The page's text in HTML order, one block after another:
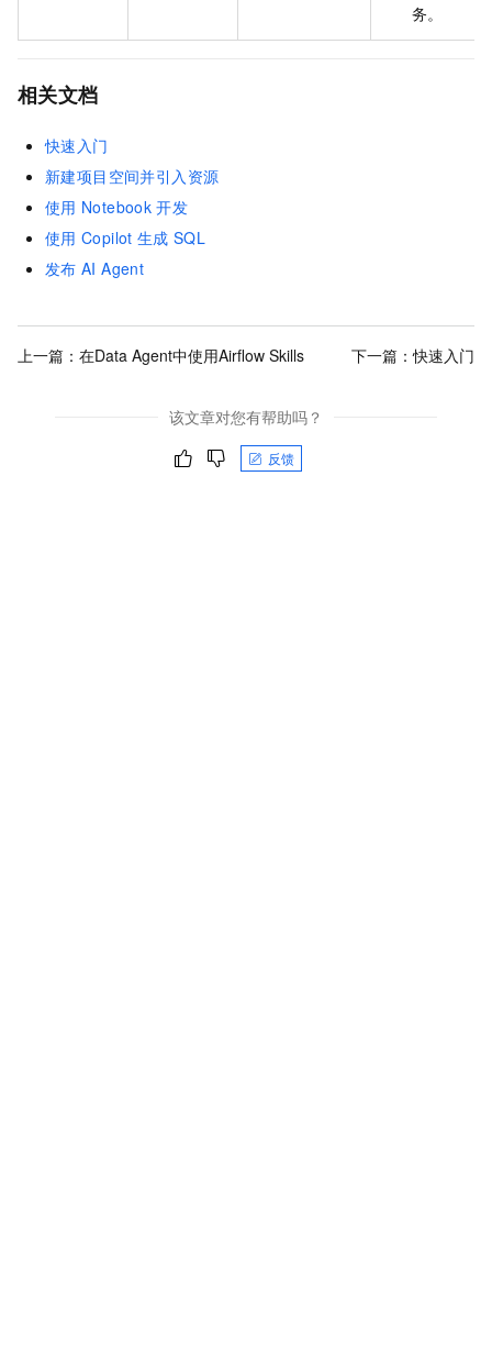
务。
相关文档
快速入门
新建项目空间并引入资源
使用 Notebook 开发
使用 Copilot 生成 SQL
发布 AI Agent
上一篇： 在Data Agent中使用Airflow Skills 下一篇：快速入门
该文章对您有帮助吗？
反馈